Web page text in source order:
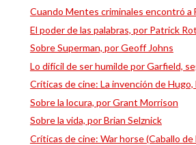
Cuando Mentes criminales encontró a
El poder de las palabras, por Patrick
Sobre Superman, por Geoff Johns
Lo difícil de ser humilde por Garfield,
Críticas de cine: La invención de Hugo,
Sobre la locura, por Grant Morrison
Sobre la vida, por Brian Selznick
Críticas de cine: War horse (Caballo de